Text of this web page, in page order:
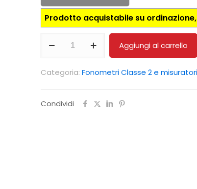
Prodotto acquistabile su
quantità
Aggiungi al carrello
Categoria: Fonometri Classe 2 e misuratori
Condividi